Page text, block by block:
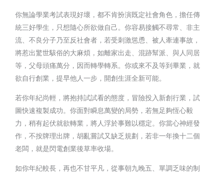
你無論學業考試表現好壞，都不肯扮演既定社會角色，擔任傳
統三好學生，只想隨心所欲做自己。你容易接觸不尋常、非主
流、不良分子乃至反社會者，若受刺激慫恿、被人牽連事故，
將惹出驚世駭俗的大麻煩，如離家出走、混跡幫派、與人同居
等，父母頭痛萬分，因而轉學轉系。你或來不及等到畢業，就
欲自行創業，提早他人一步，開創生涯全新可能。
若你年紀尚輕，將抱持試試看的態度，冒險投入新創行業，試
圖快速複製成功。你面對瞬息萬變的局勢，若無足夠恆心毅
力，稍有起伏就欲轉業，將人浮於事難以穩定。你當心神經發
作，不按牌理出牌，胡亂嘗試又缺乏規劃，若非一年換十二個
老闆，就是閃電創業後草率收場。
如你年紀較長，再也不甘平凡，從事朝九晚五、單調乏味的制